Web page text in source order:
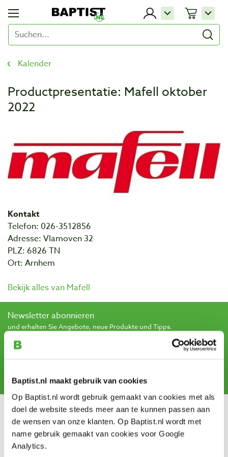
Baptist.nl maakt gebruik van cookies
Op Baptist.nl wordt gebruik gemaakt van cookies met als
doel de website steeds meer aan te kunnen passen aan
de wensen van onze klanten. Op Baptist.nl wordt met
name gebruik gemaakt van cookies voor Google
Analytics.
Kalender
Productpresentatie: Mafell oktober
2022
Kontakt
Telefon: 026-3512856
Adresse: Vlamoven 32
PLZ: 6826 TN
Ort: Arnhem
Bekijk alles van Mafell
Newsletter abonnieren
und erhalten Sie Angebote, neue Produkte und Tipps.
Kundendienst
Versandkosten
Zahlung